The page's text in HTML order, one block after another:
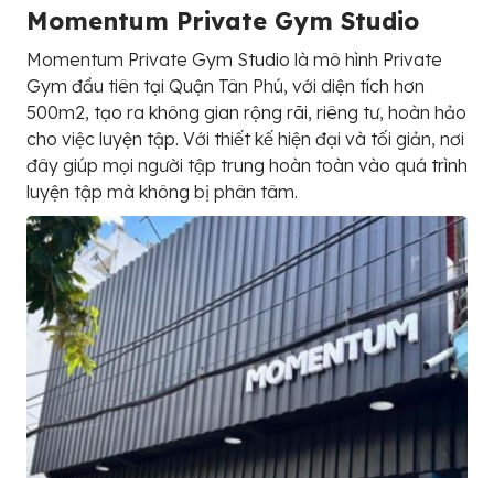
Momentum Private Gym Studio
Momentum Private Gym Studio là mô hình Private
Gym đầu tiên tại Quận Tân Phú, với diện tích hơn
500m2, tạo ra không gian rộng rãi, riêng tư, hoàn hảo
cho việc luyện tập. Với thiết kế hiện đại và tối giản, nơi
đây giúp mọi người tập trung hoàn toàn vào quá trình
luyện tập mà không bị phân tâm.